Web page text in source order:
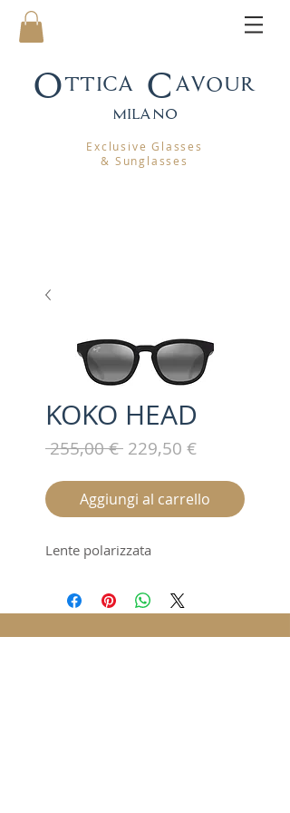
Ottica Cavour
milano
Exclusive Glasses
& Sunglasses
KOKO HEAD
255,00 € Prezzo
229,50 €Prezzo
Aggiungi al carrello
Lente polarizzata